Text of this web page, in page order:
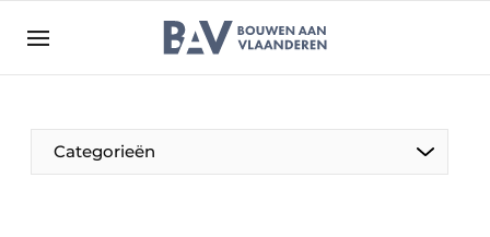
Bedrijven
Bouwen aan Vlaanderen | Platform voor de bouw
Categorieën